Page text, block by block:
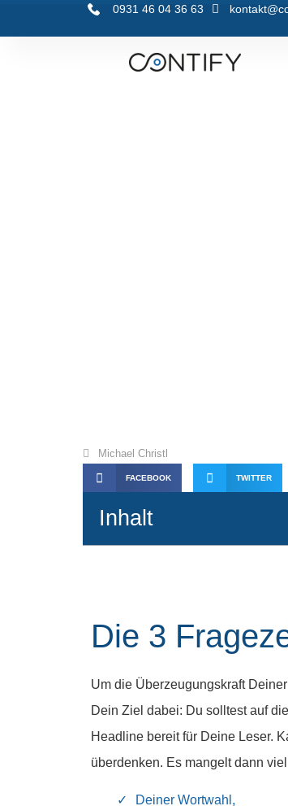
0931 46 04 36 63
Michael Christl
FACEBOOK TWITTER
Inhalt
Die 3
Um die Überzeugungskraft
Dein Ziel dabei: Du solltest auf
Headline bereit für Deine Leser.
überdenken. Es mangelt dann
Deiner Wortwahl,